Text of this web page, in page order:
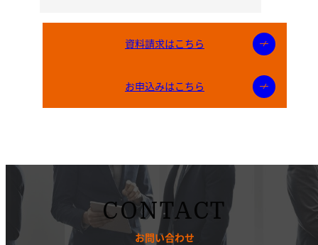
資料請求はこちら
お申込みはこちら
CONTACT
お問い合わせ